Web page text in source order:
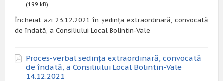
(199 kB)
Încheiat azi 23.12.2021 în ședința extraordinară, convocată
de îndată, a Consiliului Local Bolintin-Vale
Proces-verbal sedința extraordinară, convocată
de îndată, a Consiliului Local Bolintin-Vale
14.12.2021